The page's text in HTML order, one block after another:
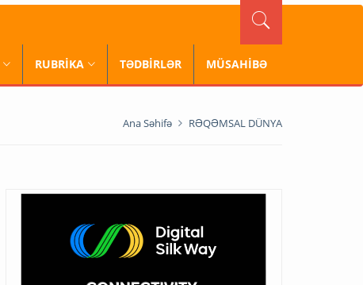
RUBRİKA TƏDBİRLƏR MÜSAHİBƏ
Ana Səhifə RƏQƏMSAL DÜNYA